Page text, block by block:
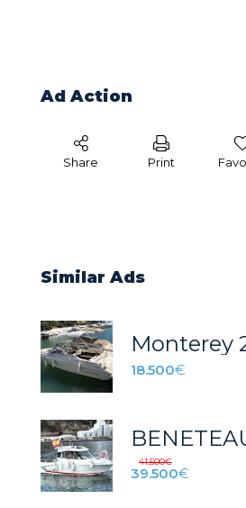
Ad Action
Share Print
Similar Ads
Monterey
18.500€
41.500€
39.500€